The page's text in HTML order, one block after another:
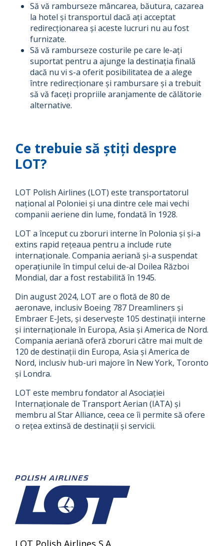
Să vă ramburseze mâncarea, băutura, cazarea
la hotel și transportul dacă ați acceptat
redirecționarea și aceste lucruri nu au fost
furnizate.
Să vă ramburseze costurile pe care le-ați
suportat pentru a ajunge la destinația finală
dacă nu vi s-a oferit posibilitatea de a alege
între redirecționare și rambursare și a trebuit
să vă faceți propriile aranjamente de călătorie
alternative.
Ce trebuie să știți despre
LOT?
LOT Polish Airlines (LOT) este transportatorul
național al Poloniei și una dintre cele mai vechi
companii aeriene din lume, fondată în 1928.
LOT a început cu zboruri interne în Polonia și și-a
extins rapid rețeaua pentru a include rute
internaționale. Compania aeriană și-a suspendat
operațiunile în timpul celui de-al Doilea Război
Mondial, dar a fost restabilită în 1945.
Din august 2024, LOT are o flotă de 80 de
aeronave, inclusiv Boeing 787 Dreamliners și
Embraer E-Jets, și deservește 105 destinații interne
și internaționale în Europa, Asia și America de Nord.
Compania aeriană oferă zboruri către mai mult de
120 de destinații din Europa, Asia și America de
Nord, inclusiv hub-uri majore în New York, Toronto
și Londra.
LOT este membru fondator al Asociației
Internaționale de Transport Aerian (IATA) și
membru al Star Alliance, ceea ce îi permite să ofere
o rețea extinsă de destinații și servicii.
LOT Polish Airlines S.A.